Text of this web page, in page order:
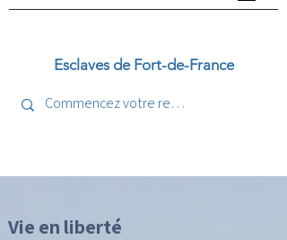
Esclaves de Fort-de-France
Vie en liberté